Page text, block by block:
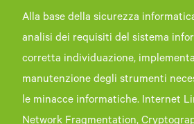
Alla base della sicurezza
analisi dei requisiti del sistema
corretta individuazione,
manutenzione degli strumenti
le minacce informatiche. Internet
Network Fragmentation,